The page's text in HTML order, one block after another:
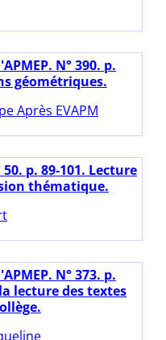
N° 390. p.
géométriques.
Après EVAPM
p. 89-101. Lecture
thématique.
N° 373. p.
lecture des textes